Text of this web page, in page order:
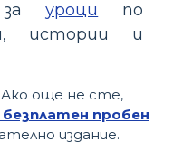
уроци
по
истории и
още не сте,
безплатен пробен
издание.